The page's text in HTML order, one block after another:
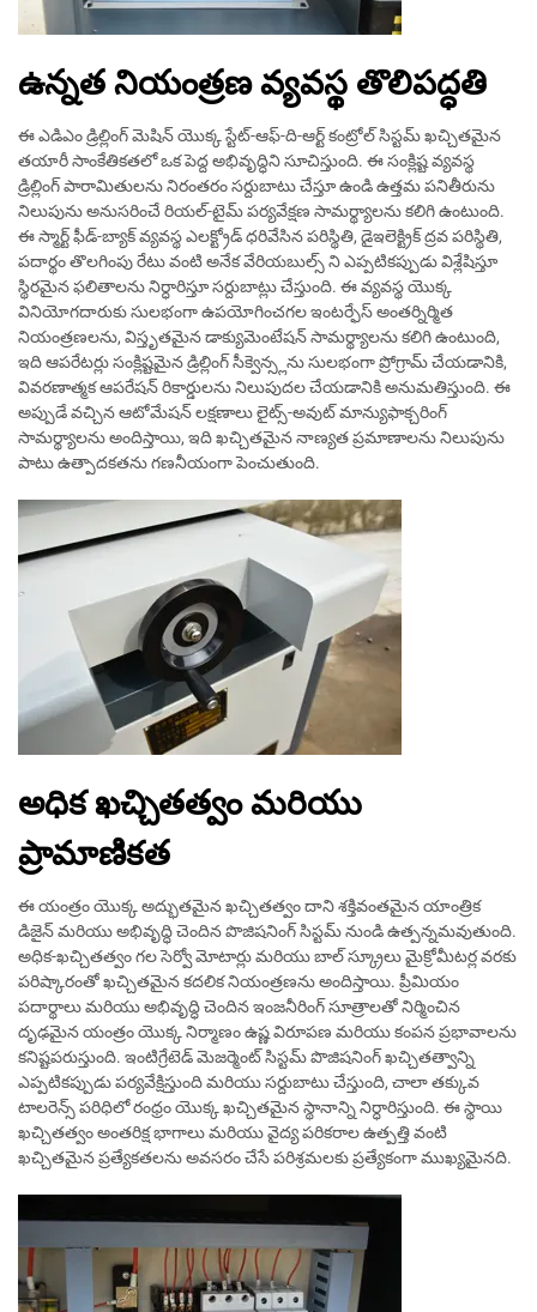
ఉన్నత నియంత్రణ వ్యవస్థ తొలిపద్ధతి
ఈ ఎడిఎం డ్రిల్లింగ్ మెషిన్ యొక్క స్టేట్-ఆఫ్-ది-ఆర్ట్ కంట్రోల్ సిస్టమ్ ఖచ్చితమైన
తయారీ సాంకేతికతలో ఒక పెద్ద అభివృద్ధిని సూచిస్తుంది. ఈ సంక్లిష్ట వ్యవస్థ
డ్రిల్లింగ్ పారామితులను నిరంతరం సర్దుబాటు చేస్తూ ఉండి ఉత్తమ పనితీరును
నిలుపును అనుసరించే రియల్-టైమ్ పర్యవేక్షణ సామర్థ్యాలను కలిగి ఉంటుంది.
ఈ స్మార్ట్ ఫీడ్-బ్యాక్ వ్యవస్థ ఎలక్ట్రోడ్ ధరివేసిన పరిస్థితి, డైఇలెక్ట్రిక్ ద్రవ పరిస్థితి,
పదార్థం తొలగింపు రేటు వంటి అనేక వేరియబుల్స్ ని ఎప్పటికప్పుడు విశ్లేషిస్తూ
స్థిరమైన ఫలితాలను నిర్ధారిస్తూ సర్దుబాట్లు చేస్తుంది. ఈ వ్యవస్థ యొక్క
వినియోగదారుకు సులభంగా ఉపయోగించగల ఇంటర్ఫేస్ అంతర్నిర్మిత
నియంత్రణలను, విస్తృతమైన డాక్యుమెంటేషన్ సామర్థ్యాలను కలిగి ఉంటుంది,
ఇది ఆపరేటర్లు సంక్లిష్టమైన డ్రిల్లింగ్ సీక్వెన్స్లను సులభంగా ప్రోగ్రామ్ చేయడానికి,
వివరణాత్మక ఆపరేషన్ రికార్డులను నిలుపుదల చేయడానికి అనుమతిస్తుంది. ఈ
అప్పుడే వచ్చిన ఆటోమేషన్ లక్షణాలు లైట్స్-అవుట్ మాన్యుఫాక్చరింగ్
సామర్థ్యాలను అందిస్తాయి, ఇది ఖచ్చితమైన నాణ్యత ప్రమాణాలను నిలుపును
పాటు ఉత్పాదకతను గణనీయంగా పెంచుతుంది.
అధిక ఖచ్చితత్వం మరియు
ప్రామాణికత
ఈ యంత్రం యొక్క అద్భుతమైన ఖచ్చితత్వం దాని శక్తివంతమైన యాంత్రిక
డిజైన్ మరియు అభివృద్ధి చెందిన పొజిషనింగ్ సిస్టమ్ నుండి ఉత్పన్నమవుతుంది.
అధిక-ఖచ్చితత్వం గల సెర్వో మోటార్లు మరియు బాల్ స్క్రూలు మైక్రోమీటర్ల వరకు
పరిష్కారంతో ఖచ్చితమైన కదలిక నియంత్రణను అందిస్తాయి. ప్రీమియం
పదార్థాలు మరియు అభివృద్ధి చెందిన ఇంజనీరింగ్ సూత్రాలతో నిర్మించిన
దృఢమైన యంత్రం యొక్క నిర్మాణం ఉష్ణ విరూపణ మరియు కంపన ప్రభావాలను
కనిష్టపరుస్తుంది. ఇంటిగ్రేటెడ్ మెజర్మెంట్ సిస్టమ్ పొజిషనింగ్ ఖచ్చితత్వాన్ని
ఎప్పటికప్పుడు పర్యవేక్షిస్తుంది మరియు సర్దుబాటు చేస్తుంది, చాలా తక్కువ
టాలరెన్స్ పరిధిలో రంధ్రం యొక్క ఖచ్చితమైన స్థానాన్ని నిర్ధారిస్తుంది. ఈ స్థాయి
ఖచ్చితత్వం అంతరిక్ష భాగాలు మరియు వైద్య పరికరాల ఉత్పత్తి వంటి
ఖచ్చితమైన ప్రత్యేకతలను అవసరం చేసే పరిశ్రమలకు ప్రత్యేకంగా ముఖ్యమైనది.